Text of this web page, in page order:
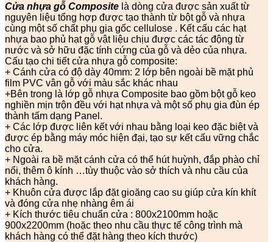
Cửa nhựa gỗ Composite là dòng cửa được sản xuất từ
nguyên liệu tổng hợp được tạo thành từ bột gỗ và nhựa
cùng một số chất phụ gia gốc cellulose . Kết cấu các hạt
nhựa bao phủ hạt gỗ vật liệu chịu được các tác động từ
nước và sở hữu đặc tính cứng của gỗ và dẻo của nhựa.
Cấu tạo chi tiết cửa nhựa gỗ composite:
+ Cánh cửa có độ dày 40mm: 2 lớp bên ngoài bề mặt phủ
film PVC vân gỗ với màu sắc khác nhau
+Bên trong là lớp gỗ nhựa Composite bao gồm bột gỗ keo
nghiền mịn trộn đều với hạt nhựa và một số phụ gia đùn ép
thành tấm dạng Panel.
+ Các lớp được liên kết với nhau bằng loại keo đặc biệt và
được ép bằng máy móc hiện đại, tạo sự kết cấu vững chắc
cho cửa.
+ Ngoài ra bề mặt cánh cửa có thể hút huỳnh, đắp phào chỉ
nổi, thêm ô kính …tùy thuộc vào sở thích và nhu cầu của
khách hàng.
+ Khuôn cửa được lắp đặt gioăng cao su giúp cửa kín khít
và đóng cửa nhẹ nhàng êm ái
+ Kích thước tiêu chuẩn cửa : 800x2100mm hoặc
900x2200mm (hoặc theo nhu cầu thực tế công trình mà
khách hàng có thể đặt hàng theo kích thước)